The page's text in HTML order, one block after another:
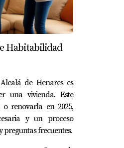
ambiente
hemos
sino que
Con una
apreciar cada
decoración
Habitabilidad
de Henares es
una vivienda. Este
renovarla en 2025,
y un proceso
preguntas frecuentes.